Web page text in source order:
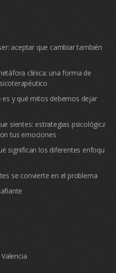
aceptar que cambiar también
clínica: una forma de
es y qué mitos debemos dejar
sientes: estrategias psicológicas
tus emociones
significan los diferentes enfoques
se convierte en el problema